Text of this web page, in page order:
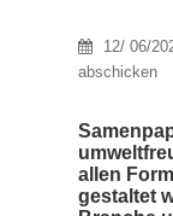
12/ 06/
abschicken
allen
gestaltet